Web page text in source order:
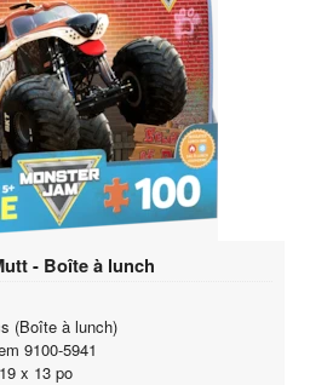
- Boîte à lunch
(Boîte à lunch)
9100-5941
19 x 13 po